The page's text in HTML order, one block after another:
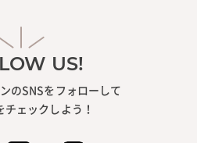
US!
のSNSをフォローして
チェックしよう！